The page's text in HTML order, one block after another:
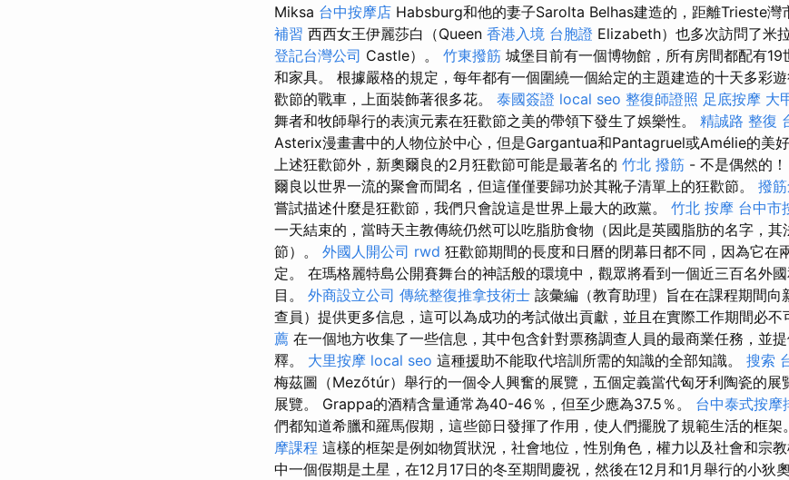
Miksa 台中按摩店 Habsburg和他的妻子Sarolta Belhas建造的，距離Trieste灣
補習 西西女王伊麗莎白（Queen 香港入境 台胞證 Elizabeth）也多次訪問了米
登記台灣公司 Castle）。 竹東撥筋 城堡目前有一個博物館，所有房間都配有
和家具。 根據嚴格的規定，每年都有一個圍繞一個給定的主題建造的十天多彩
歡節的戰車，上面裝飾著很多花。 泰國簽證 local seo 整復師證照 足底按摩 大
舞者和牧師舉行的表演元素在狂歡節之美的帶領下發生了娛樂性。 精誠路 整復
Asterix漫畫書中的人物位於中心，但是Gargantua和Pantagruel或Amélie的美
上述狂歡節外，新奧爾良的2月狂歡節可能是最著名的 竹北 撥筋 - 不是偶然的！
爾良以世界一流的聚會而聞名，但這僅僅要歸功於其靴子清單上的狂歡節。 撥
嘗試描述什麼是狂歡節，我們只會說這是世界上最大的政黨。 竹北 按摩 台中市
一天結束的，當時天主教傳統仍然可以吃脂肪食物（因此是英國脂肪的名字，其
節）。 外國人開公司 rwd 狂歡節期間的長度和日曆的閉幕日都不同，因為它在
定。 在瑪格麗特島公開賽舞台的神話般的環境中，觀眾將看到一個近三百名外
目。 外商設立公司 傳統整復推拿技術士 該彙編（教育助理）旨在在課程期間向
查員）提供更多信息，這可以為成功的考試做出貢獻，並且在實際工作期間必不
薦 在一個地方收集了一些信息，其中包含針對票務調查人員的最商業任務，並
釋。 大里按摩 local seo 這種援助不能取代培訓所需的知識的全部知識。 搜索
梅茲圖（Mezőtúr）舉行的一個令人興奮的展覽，五個定義當代匈牙利陶瓷的展
展覽。 Grappa的酒精含量通常為40-46％，但至少應為37.5％。 台中泰式按摩
們都知道希臘和羅馬假期，這些節日發揮了作用，使人們擺脫了規範生活的框架
摩課程 這樣的框架是例如物質狀況，社會地位，性別角色，權力以及社會和宗教
中一個假期是土星，在12月17日的冬至期間慶祝，然後在12月和1月舉行的小狄